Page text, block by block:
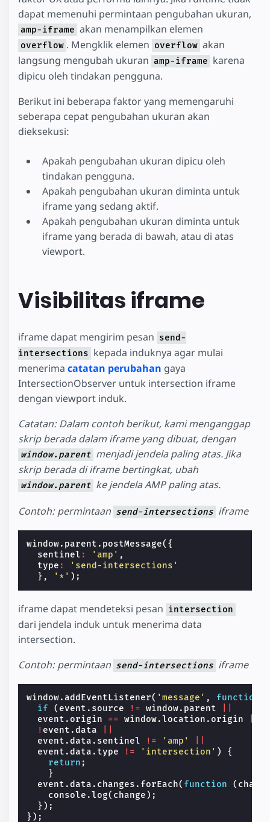
dapat memenuhi permintaan pengubahan ukuran,
amp-iframe akan menampilkan elemen
overflow . Mengklik elemen overflow akan
langsung mengubah ukuran amp-iframe karena
dipicu oleh tindakan pengguna.
Berikut ini beberapa faktor yang memengaruhi
seberapa cepat pengubahan ukuran akan
dieksekusi:
Apakah pengubahan ukuran dipicu oleh
tindakan pengguna.
Apakah pengubahan ukuran diminta untuk
iframe yang sedang aktif.
Apakah pengubahan ukuran diminta untuk
iframe yang berada di bawah, atau di atas
viewport.
Visibilitas iframe
iframe dapat mengirim pesan send-
intersections kepada induknya agar mulai
menerima catatan perubahan gaya
IntersectionObserver untuk intersection iframe
dengan viewport induk.
Catatan: Dalam contoh berikut, kami menganggap
skrip berada dalam iframe yang dibuat, dengan
window.parent menjadi jendela paling atas. Jika
skrip berada di iframe bertingkat, ubah
window.parent ke jendela AMP paling atas.
Contoh: permintaan send-intersections iframe
window. parent . postMessage({
sentinel : 'amp' ,
type :
'send-intersections'
},
'*' );
iframe dapat mendeteksi pesan intersection
dari jendela induk untuk menerima data
intersection.
Contoh: permintaan send-intersections iframe
window.addEventListener( 'message' , function
if
( event . source != window. parent
event . origin == window. location . origin
! event .data
event .data . sentinel != 'amp'
event .data . type != 'intersection' )
{
return ;
}
event .data . changes . forEach( function (
console . log( change );
});
});